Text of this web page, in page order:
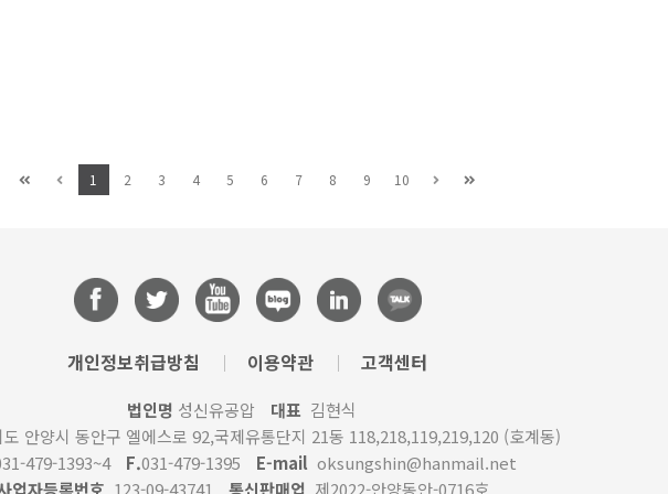
1 2 3 4 5 6 7 8 9 10
개인정보취급방침 이용약관 고객센터
법인명 성신유공압 대표 김현식
도 안양시 동안구 엘에스로 92,국제유통단지 21동 118,218,119,219,120 (호계동)
479-1393~4 F.031-479-1395 E-mail oksungshin@hanmail.net
업자등록번호 123-09-43741 통신판매업 제2022-안양동안-0716호